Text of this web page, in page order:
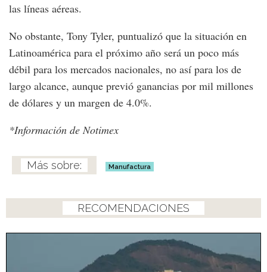
las líneas aéreas.
No obstante, Tony Tyler, puntualizó que la situación en
Latinoamérica para el próximo año será un poco más
débil para los mercados nacionales, no así para los de
largo alcance, aunque previó ganancias por mil millones
de dólares y un margen de 4.0%.
*Información de Notimex
Manufactura
RECOMENDACIONES